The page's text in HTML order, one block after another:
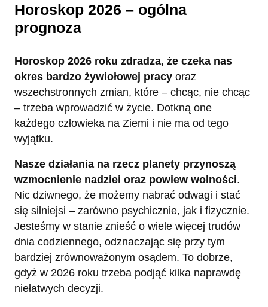
Horoskop 2026 – ogólna
prognoza
Horoskop 2026 roku zdradza, że czeka nas
okres bardzo żywiołowej pracy oraz
wszechstronnych zmian, które – chcąc, nie chcąc
– trzeba wprowadzić w życie. Dotkną one
każdego człowieka na Ziemi i nie ma od tego
wyjątku.
Nasze działania na rzecz planety przynoszą
wzmocnienie nadziei oraz powiew wolności.
Nic dziwnego, że możemy nabrać odwagi i stać
się silniejsi – zarówno psychicznie, jak i fizycznie.
Jesteśmy w stanie znieść o wiele więcej trudów
dnia codziennego, odznaczając się przy tym
bardziej zrównoważonym osądem. To dobrze,
gdyż w 2026 roku trzeba podjąć kilka naprawdę
niełatwych decyzji.